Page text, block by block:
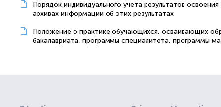
Порядок индивидуального учета результатов
архивах информации об этих результатах
Положение о практике обучающихся, осваивающих
бакалавриата, программы специалитета, программы